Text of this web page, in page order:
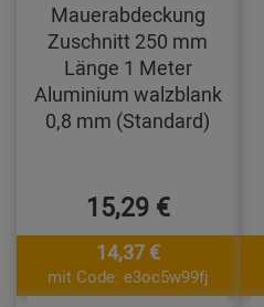
Mauerabdeckung
Zuschnitt 250 mm
Länge 1 Meter
Aluminium walzblank
0,8 mm (Standard)
15,29 €
14,37 €
mit Code: e3oc5w99fj